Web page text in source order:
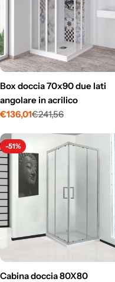
Box doccia 70x90 due lati
angolare in acrilico
Prezzo
vendita
€136,01
Prezzo €241,56
-51%
Cabina doccia 80X80